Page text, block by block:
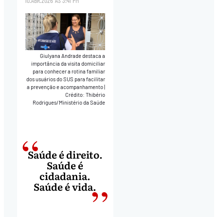
Giulyana Andrade destaca a
importância da visita domiciliar
para conhecer a rotina familiar
dos usuários do SUS para facilitar
a prevenção e acompanhamento|
Crédito: Thibério
Rodrigues/Ministério da Saúde
Saúde é direito.
Saúde é
cidadania.
Saúde é vida.